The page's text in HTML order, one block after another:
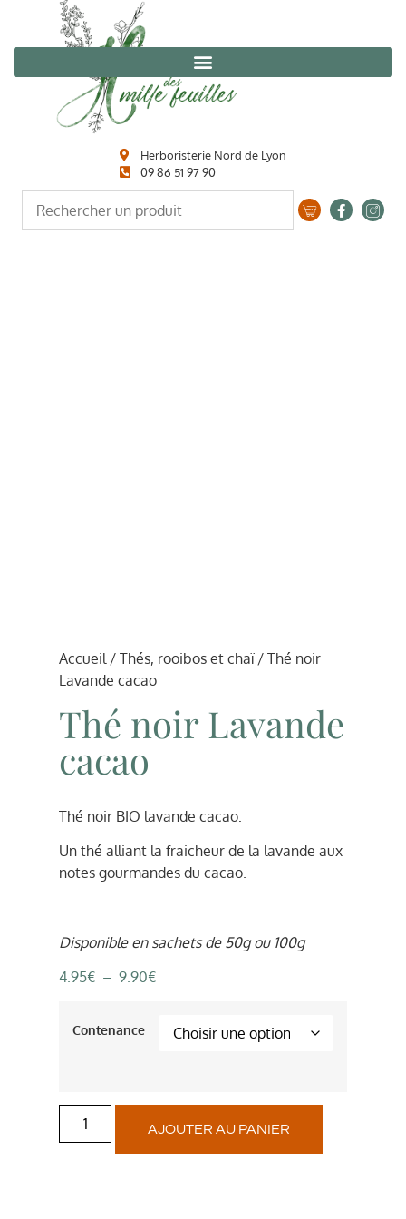
Herboristerie Nord de Lyon
09 86 51 97 90
Accueil / Thés, rooibos et chaï/ Thé noir
Lavande cacao
Thé noir Lavande
cacao
Thé noir BIO lavande cacao:
Un thé alliant la fraicheur de la lavande aux
notes gourmandes du cacao.
Disponible en sachets de 50g ou 100g
4.95€ – 9.90€
Contenance
AJOUTER AU PANIER